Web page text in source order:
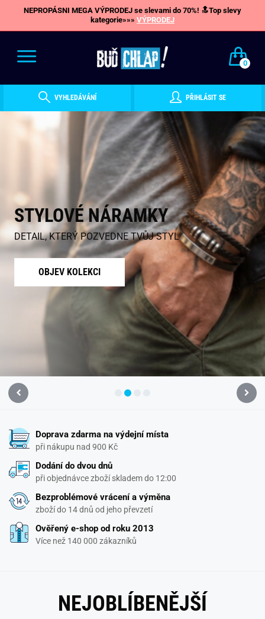
NEPROPÁSNI MEGA VÝPRODEJ se slevami do 70%! 🔝Top slevy
kategorie»»» VÝPRODEJ
0
VYHLEDÁVÁNÍ PŘIHLÁSIT SE
STYLOVÉ NÁRAMKY
DETAIL, KTERÝ POZVEDNE TVŮJ STYL
OBJEV KOLEKCI
Doprava zdarma na výdejní místa
při nákupu nad 900 Kč
Dodání do dvou dnů
při objednávce zboží skladem do 12:00
Bezproblémové vrácení a výměna
zboží do 14 dnů od jeho převzetí
Ověřený e-shop od roku 2013
Více než 140 000 zákazníků
NEJOBLÍBENĚJŠÍ